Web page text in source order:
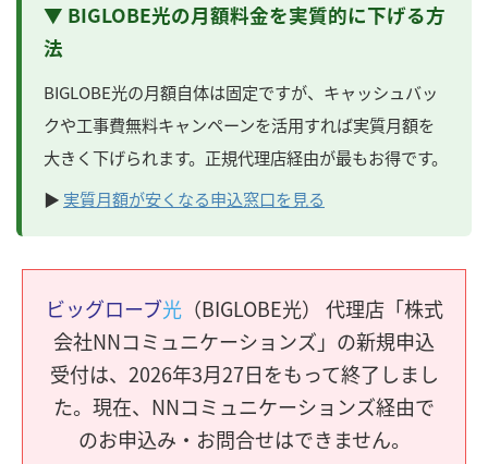
▼ BIGLOBE光の月額料金を実質的に下げる方
法
BIGLOBE光の月額自体は固定ですが、キャッシュバッ
クや工事費無料キャンペーンを活用すれば実質月額を
大きく下げられます。正規代理店経由が最もお得です。
▶ 実質月額が安くなる申込窓口を見る
ビッグローブ光（BIGLOBE光） 代理店「株式
会社NNコミュニケーションズ」の新規申込
受付は、2026年3月27日をもって終了しまし
た。現在、NNコミュニケーションズ経由で
のお申込み・お問合せはできません。